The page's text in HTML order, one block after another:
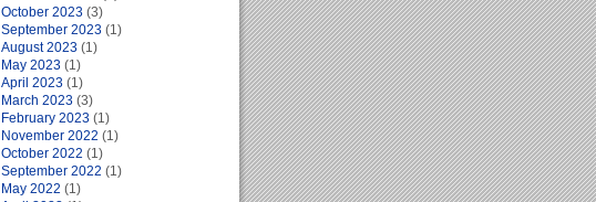
October 2023 (3)
September 2023 (1)
August 2023 (1)
May 2023 (1)
April 2023 (1)
March 2023 (3)
February 2023 (1)
November 2022 (1)
October 2022 (1)
September 2022 (1)
May 2022 (1)